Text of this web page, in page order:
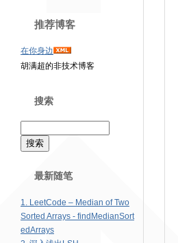
推荐博客
在你身边
胡满超的非技术博客
搜索
最新随笔
1. LeetCode – Median of Two
Sorted Arrays - findMedianSort
edArrays